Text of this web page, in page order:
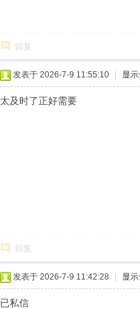
回复
发表于 2026-7-9 11:55:10 显
太及时了正好需要
回复
发表于 2026-7-9 11:42:28 显
已私信